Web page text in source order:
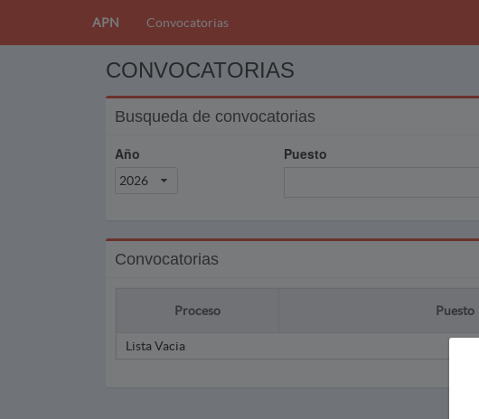
APN Convocatorias
CONVOCATORIAS
Busqueda de convocatorias
Año
2026
Puesto
Convocatorias
Proceso Puesto
Lista Vacia